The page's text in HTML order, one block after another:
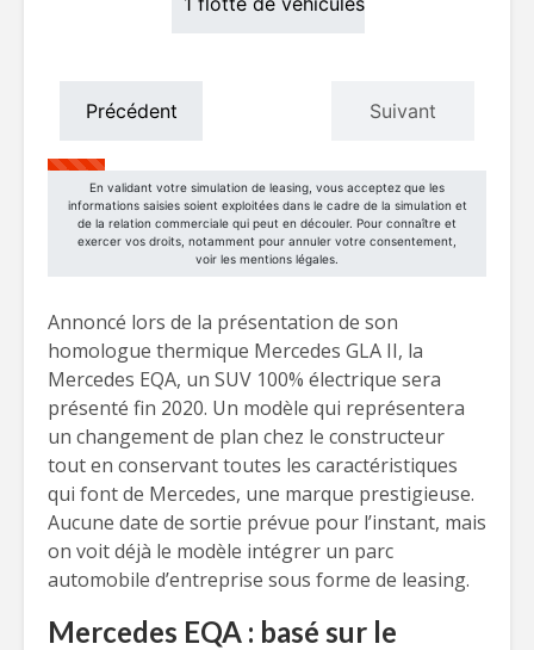
Annoncé lors de la présentation de son
homologue thermique Mercedes GLA II, la
Mercedes EQA, un SUV 100% électrique sera
présenté fin 2020. Un modèle qui représentera
un changement de plan chez le constructeur
tout en conservant toutes les caractéristiques
qui font de Mercedes, une marque prestigieuse.
Aucune date de sortie prévue pour l’instant, mais
on voit déjà le modèle intégrer un parc
automobile d’entreprise sous forme de leasing.
Mercedes EQA : basé sur le